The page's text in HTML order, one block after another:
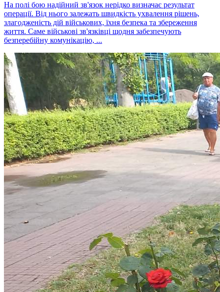
На полі бою надійний зв'язок нерідко визначає результат
операції. Від нього залежать швидкість ухвалення рішень,
злагодженість дій військових, їхня безпека та збереження
життя. Саме військові зв'язківці щодня забезпечують
безперебійну комунікацію, ...